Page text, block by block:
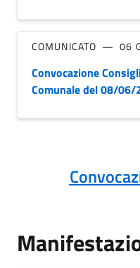
COMUNICATO 06
Convocazione
Comunale del 08/06/